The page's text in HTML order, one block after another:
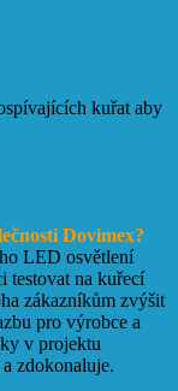
kuřat aby
Dovimex?
LED osvětlení
testovat na kuřecí
zákazníkům zvýšit
pro výrobce a
v projektu
zdokonaluje.